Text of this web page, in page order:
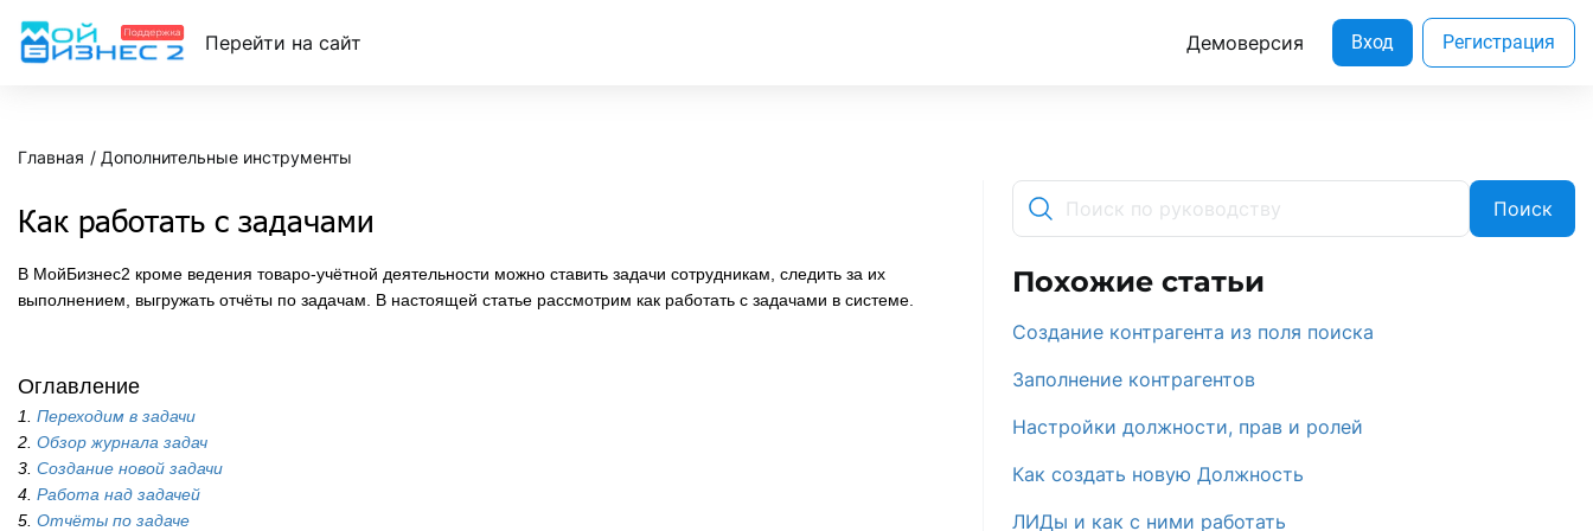
Перейти на сайт Демоверсия Вход Регистрация
Главная Дополнительные инструменты
Как работать с задачами
В МойБизнес2 кроме ведения товаро-учётной деятельности можно ставить задачи сотрудникам, следить за их
выполнением, выгружать отчёты по задачам. В настоящей статье рассмотрим как работать с задачами в системе.
Оглавление
1. Переходим в задачи
2. Обзор журнала задач
3. Создание новой задачи
4. Работа над задачей
5. Отчёты по задаче
Поиск
Похожие статьи
Создание контрагента из поля поиска
Заполнение контрагентов
Настройки должности, прав и ролей
Как создать новую Должность
ЛИДы и как с ними работать